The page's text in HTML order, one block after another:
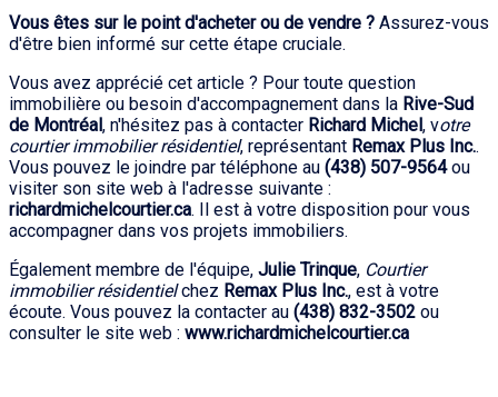
Vous êtes sur le point d'acheter ou de vendre ? Assurez-vous
d'être bien informé sur cette étape cruciale.
Vous avez apprécié cet article ? Pour toute question
immobilière ou besoin d'accompagnement dans la Rive-Sud
de Montréal, n'hésitez pas à contacter Richard Michel, votre
courtier immobilier résidentiel, représentant Remax Plus Inc..
Vous pouvez le joindre par téléphone au (438) 507-9564ou
visiter son site web à l'adresse suivante :
richardmichelcourtier.ca. Il est à votre disposition pour vous
accompagner dans vos projets immobiliers.
Également membre de l'équipe, Julie Trinque, Courtier
immobilier résidentielchez Remax Plus Inc., est à votre
écoute. Vous pouvez la contacter au (438) 832-3502 ou
consulter le site web : www.richardmichelcourtier.ca